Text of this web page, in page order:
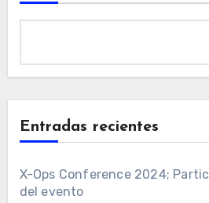
Entradas recientes
X-Ops Conference 2024;
del evento